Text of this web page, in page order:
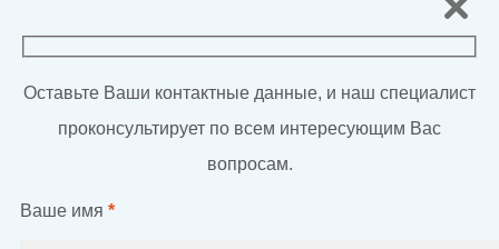
Оставьте Ваши контактные данные, и наш специалист
проконсультирует по всем интересующим Вас
вопросам.
Ваше имя *